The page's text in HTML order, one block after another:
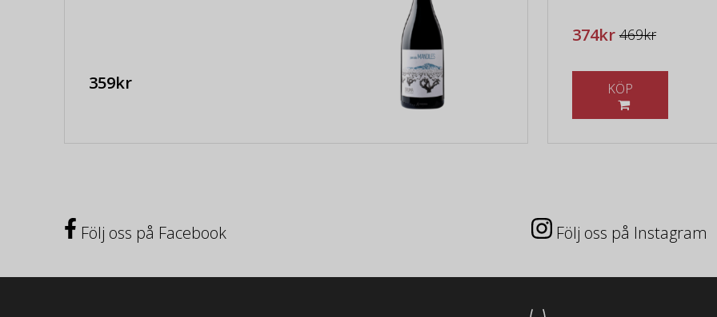
359kr
374kr 469kr
Följ oss på Facebook Följ oss på Instagram